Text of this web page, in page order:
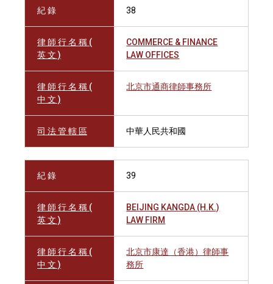
紀 錄 38
律 師 行 名 稱 (
英 文 )
COMMERCE & FINANCE
LAW OFFICES
律 師 行 名 稱 (
中 文 )
北京市通商律師事務所
司 法 管 轄 區 中華人民共和國
紀 錄 39
律 師 行 名 稱 (
英 文 )
BEIJING KANGDA (H.K.)
LAW FIRM
律 師 行 名 稱 (
中 文 )
北京市康達（香港）律師事
務所